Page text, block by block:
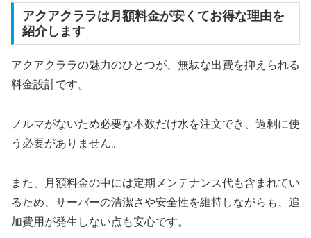
アクアクララは月額料金が安くてお得な理由を
紹介します
アクアクララの魅力のひとつが、無駄な出費を抑えられる
料金設計です。
ノルマがないため必要な本数だけ水を注文でき、過剰に使
う必要がありません。
また、月額料金の中には定期メンテナンス代も含まれてい
るため、サーバーの清潔さや安全性を維持しながらも、追
加費用が発生しない点も安心です。